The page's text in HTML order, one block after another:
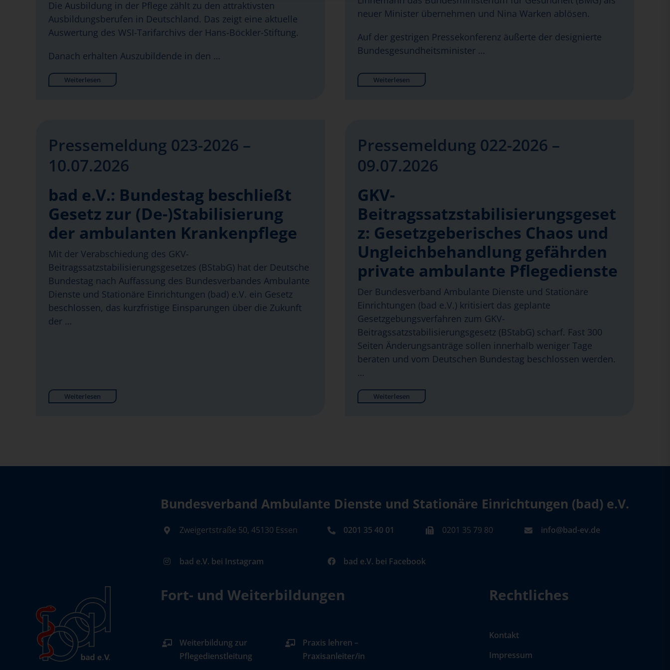
Die Ausbildung in der Pflege zählt zu den attraktivsten
Ausbildungsberufen in Deutschland. Das zeigt eine aktuelle
Auswertung des WSI-Tarifarchivs der Hans-Böckler-Stiftung.
Danach erhalten Auszubildende in den …
Weiterlesen
neuer Minister übernehmen und Nina Warken ablösen.
Auf der gestrigen Pressekonferenz äußerte der designierte
Bundesgesundheitsminister …
Weiterlesen
Pressemeldung 023-2026 –
10.07.2026
bad e.V.: Bundestag beschließt
Gesetz zur (De-)Stabilisierung
der ambulanten Krankenpflege
Mit der Verabschiedung des GKV-
Beitragssatzstabilisierungsgesetzes (BStabG) hat der Deutsche
Bundestag nach Auffassung des Bundesverbandes Ambulante
Dienste und Stationäre Einrichtungen (bad) e.V. ein Gesetz
beschlossen, das kurzfristige Einsparungen über die Zukunft
der …
Weiterlesen
Pressemeldung 022-2026 –
09.07.2026
GKV-
Beitragssatzstabilisierungsgeset
z: Gesetzgeberisches Chaos und
Ungleichbehandlung gefährden
private ambulante Pflegedienste
Der Bundesverband Ambulante Dienste und Stationäre
Einrichtungen (bad e.V.) kritisiert das geplante
Gesetzgebungsverfahren zum GKV-
Beitragssatzstabilisierungsgesetz (BStabG) scharf. Fast 300
Seiten Änderungsanträge sollen innerhalb weniger Tage
beraten und vom Deutschen Bundestag beschlossen werden.
…
Weiterlesen
Bundesverband Ambulante Dienste und Stationäre Einrichtungen (bad) e.V.
Zweigertstraße 50, 45130 Essen 0201 35 40 01 0201 35 79 80 info@bad-ev.de
bad e.V. bei Instagram bad e.V. bei Facebook
Fort- und Weiterbildungen Rechtliches
Weiterbildung zur
Pflegedienstleitung
Praxis lehren –
Praxisanleiter/in
Kontakt
Impressum